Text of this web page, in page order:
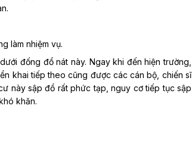
làm nhiệm vụ.
đống đổ nát này. Ngay khi đến hiện trường,
khai tiếp theo cũng được các cán bộ, chiến sĩ
này sập đổ rất phức tạp, nguy cơ tiếp tục sập
khăn.